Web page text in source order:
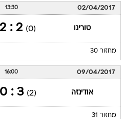
02/04/2017
13:30
טורינו (0)
2 : 2
מחזור 30
09/04/2017
16:00
אודינזה (2)
3 : 0
מחזור 31